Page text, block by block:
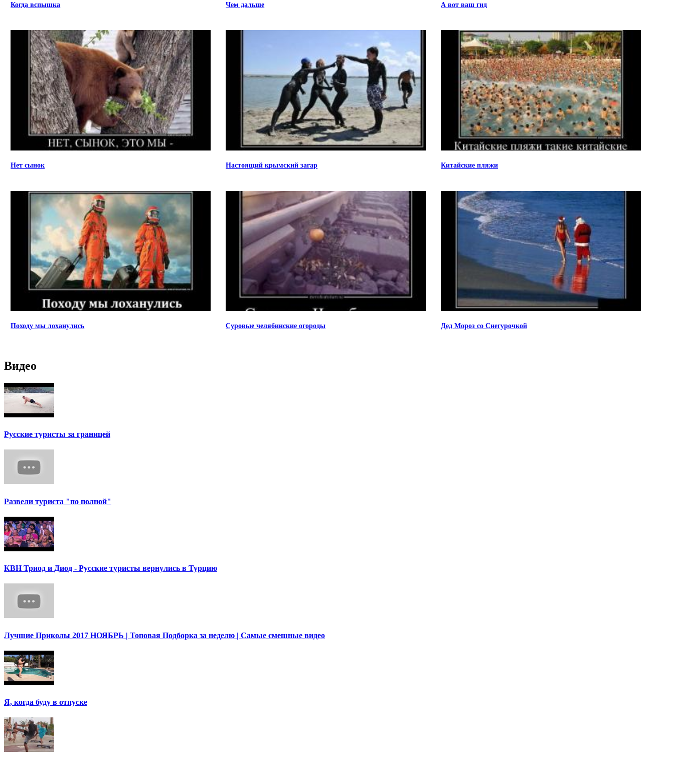
Когда вспышка Чем дальше А вот ваш гид
Нет сынок Настоящий крымский загар Китайские пляжи
Походу мы лоханулись Суровые челябинские огороды Дед Мороз со Снегурочкой
Видео
Русские туристы за границей
Развели туриста "по полной"
КВН Триод и Диод - Русские туристы вернулись в Турцию
Лучшие Приколы 2017 НОЯБРЬ | Топовая Подборка за неделю | Самые смешные видео
Я, когда буду в отпуске